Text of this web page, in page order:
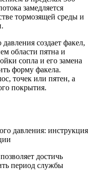
замедляется
тормозящей среды и
создает факел,
области пятна и
сопла и его замена
форму факела.
точек или пятен, а
покрытия.
достичь
период службы